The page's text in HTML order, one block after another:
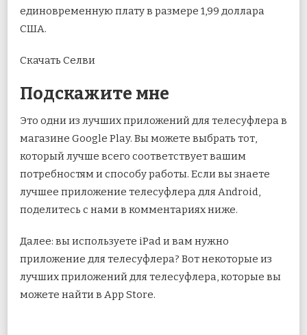
единовременную плату в размере 1,99 доллара
США.
Скачать Селви
Подскажите мне
Это одни из лучших приложений для телесуфлера в
магазине Google Play. Вы можете выбрать тот,
который лучше всего соответствует вашим
потребностям и способу работы. Если вы знаете
лучшее приложение телесуфлера для Android,
поделитесь с нами в комментариях ниже.
Далее: вы используете iPad и вам нужно
приложение для телесуфлера? Вот некоторые из
лучших приложений для телесуфлера, которые вы
можете найти в App Store.